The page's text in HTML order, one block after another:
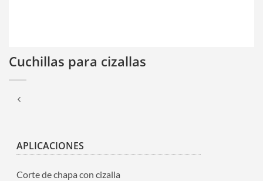
Cuchillas para cizallas
APLICACIONES
Corte de chapa con cizalla